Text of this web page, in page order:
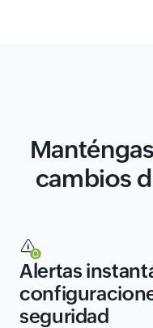
cambios
Alertas
seguridad